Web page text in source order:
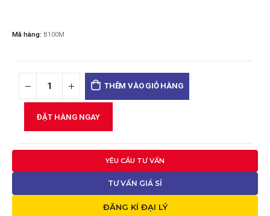
Mã hàng: B100M
THÊM VÀO GIỎ HÀNG
ĐẶT HÀNG NGAY
YÊU CẦU TƯ VẤN
TƯ VẤN GIÁ SỈ
ĐĂNG KÍ ĐẠI LÝ